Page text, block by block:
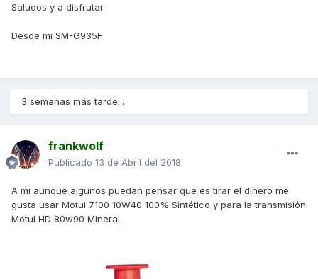
Saludos y a disfrutar
Desde mi SM-G935F
3 semanas más tarde...
frankwolf
Publicado 13 de Abril del 2018
A mi aunque algunos puedan pensar que es tirar el dinero me
gusta usar Motul 7100 10W40 100% Sintético y para la transmisión
Motul HD 80w90 Mineral.